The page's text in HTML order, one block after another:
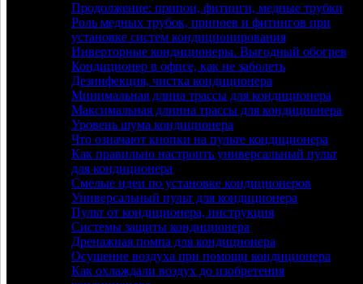
Продолжение: припои, фитинги, медные трубки
Роль медных трубок, припоев и фитингов при
установке систем кондиционирования
Инверторные кондиционеры. Выгодный обогрев
Кондиционер в офисе, как не заболеть
Дезинфекция, чистка кондиционера
Минимальная длина трассы для кондиционера
Максимальная длинна трассы для кондиционера
Уровень шума кондиционера
Что означают кнопки на пульте кондиционера
Как правильно настроить универсальный пульт
для кондиционера
Смелые идеи по установке кондиционеров
Универсальный пульт для кондиционера
Пульт от кондиционера, инструкция
Системы защиты кондиционера
Дренажная помпа для кондиционера
Осушение воздуха при помощи кондиционера
Как охлаждали воздух до изобретения